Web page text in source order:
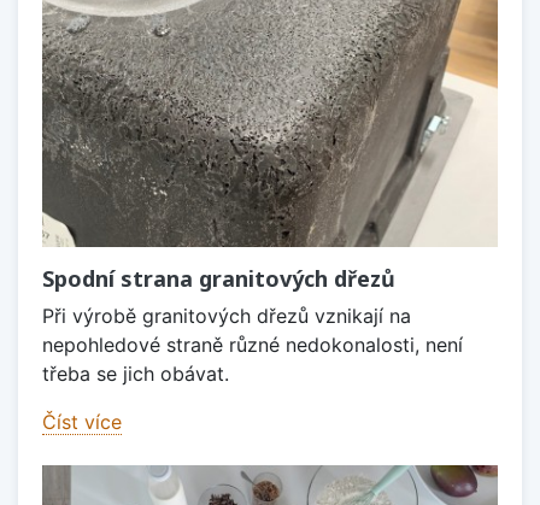
Spodní strana granitových dřezů
Při výrobě granitových dřezů vznikají na
nepohledové straně různé nedokonalosti, není
třeba se jich obávat.
Číst více